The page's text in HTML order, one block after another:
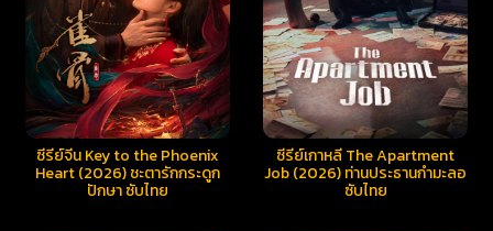
ซีรี่ย์จีน Key to the Phoenix
Heart (2026) ชะตารักกระดูก
ปักษา ซับไทย
ซีรี่ย์เกาหลี The Apartment
Job (2026) ท่านประธานกำมะลอ
ซับไทย